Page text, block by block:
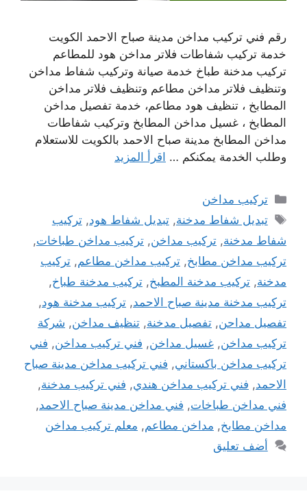
رقم فني تركيب مداخن مدينة صباح الاحمد الكويت
خدمة تركيب شفاطات فلاتر مداخن هود للمطاعم
تركيب مدخنة طباخ خدمة صيانة وتركيب شفاط مداخن
وتنظيف فلاتر مداخن مطاعم وتنظيف فلاتر مداخن
المطابخ ، تنظيف هود مطاعم، خدمة تفصيل مداخن
المطابخ ، غسيل مداخن المطابخ وتركيب شفاطات
مداخن المطابخ مدينة صباح الاحمد بالكويت للاستعلام
وطلب الخدمة يمكنكم … اقرأ المزيد
التصنيفات
تركيب مداخن
الوسوم
تبديل شفاط مدخنة,تبديل شفاط هود,تركيب
شفاط مدخنة, تركيب مداخن, تركيب مداخن طباخات,
تركيب مداخن مطابخ, تركيب مداخن مطاعم, تركيب
مدخنة, تركيب مدخنة المطبخ, تركيب مدخنة طباخ,
تركيب مدخنة مدينة صباح الاحمد, تركيب مدخنة هود,
تفصيل مداحن, تفصيل مدخنة, تنظيف مداخن, شركة
تركيب مداخن, غسيل مداخن, فني تركيب مداخن, فني
تركيب مداخن باكستاني, فني تركيب مداخن مدينة صباح
الاحمد, فني تركيب مداخن هندي, فني تركيب مدخنة,
فني مداخن طباخات, فني مداخن مدينة صباح الاحمد,
مداخن مطابخ, مداخن مطاعم, معلم تركيب مداخن
أضف تعليق